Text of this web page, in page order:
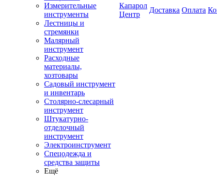
Измерительные
инструменты
Лестницы и
стремянки
Малярный
инструмент
Расходные
материалы,
хозтовары
Садовый инструмент
и инвентарь
Столярно-слесарный
инструмент
Штукатурно-
отделочный
инструмент
Электроинструмент
Спецодежда и
средства защиты
Ещё
Капарол
Центр
Доставка Оплата